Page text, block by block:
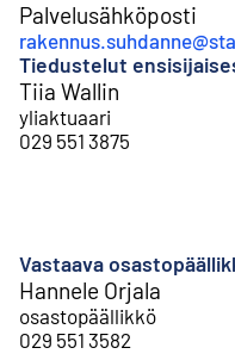
Palvelusähköposti
Tiedustelut
Tiia Wallin
yliaktuaari
029 551 3875
Vastaava
Hannele Orjala
osastopäällikkö
029 551 3582